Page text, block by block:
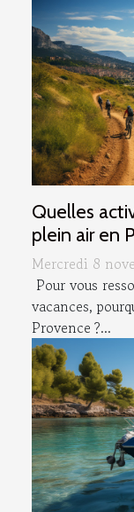
Quelles
plein air en
Mercredi 8
Pour vous
vacances,
Provence ?...